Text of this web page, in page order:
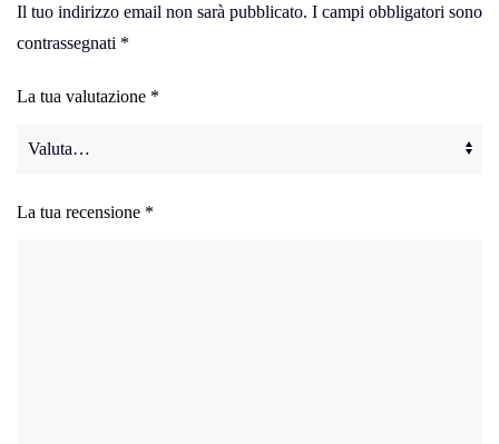
Il tuo indirizzo email non sarà pubblicato. I campi obbligatori sono
contrassegnati *
La tua valutazione *
La tua recensione *